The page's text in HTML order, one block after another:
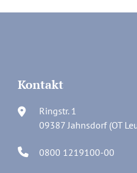
Kontakt
Ringstr. 1
09387 Jahnsdorf (OT
0800 1219100-00